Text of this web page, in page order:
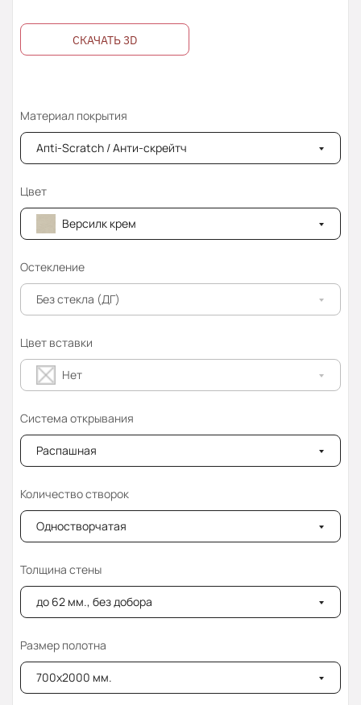
СКАЧАТЬ 3D
Материал покрытия
Апti-Sсrаtсh / Анти-скрейтч
Цвет
Версилк крем
Остекление
Без стекла (ДГ)
Цвет вставки
Нет
Система открывания
Распашная
Количество створок
Одностворчатая
Толщина стены
до 62 мм., без добора
Размер полотна
700x2000 мм.